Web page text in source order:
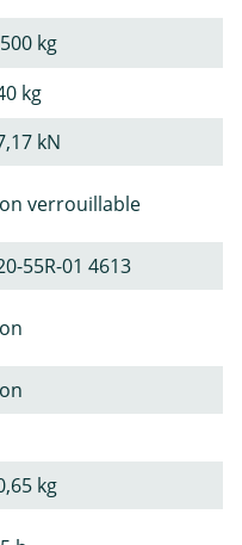
kg
kg
kN
verrouillable
55R-01 4613
kg